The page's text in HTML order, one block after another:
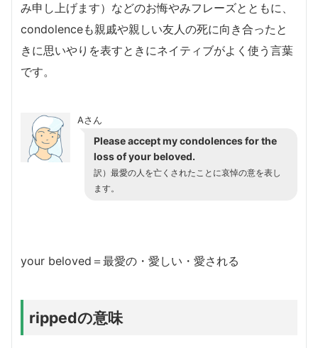
み申し上げます）などのお悔やみフレーズとともに、
condolenceも親戚や親しい友人の死に向き合ったと
きに思いやりを表すときにネイティブがよく使う言葉
です。
Aさん
Please accept my condolences for the
loss of your beloved.
訳）最愛の人を亡くされたことに哀悼の意を表し
ます。
your beloved＝最愛の・愛しい・愛される
rippedの意味